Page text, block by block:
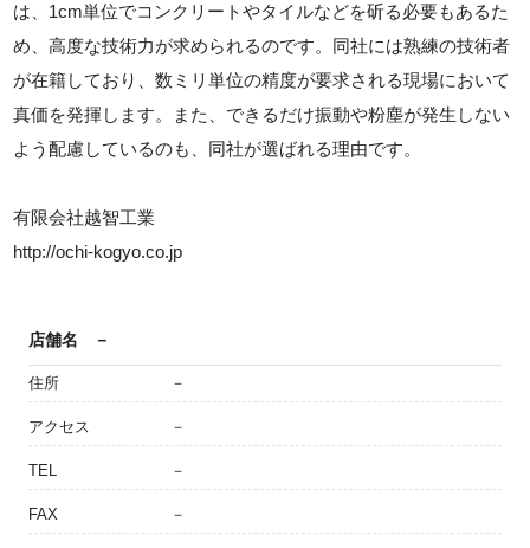
は、1cm単位でコンクリートやタイルなどを斫る必要もあるた
め、高度な技術力が求められるのです。同社には熟練の技術者
が在籍しており、数ミリ単位の精度が要求される現場において
真価を発揮します。また、できるだけ振動や粉塵が発生しない
よう配慮しているのも、同社が選ばれる理由です。
有限会社越智工業
http://ochi-kogyo.co.jp
店舗名 －
住所 －
アクセス －
TEL －
FAX －